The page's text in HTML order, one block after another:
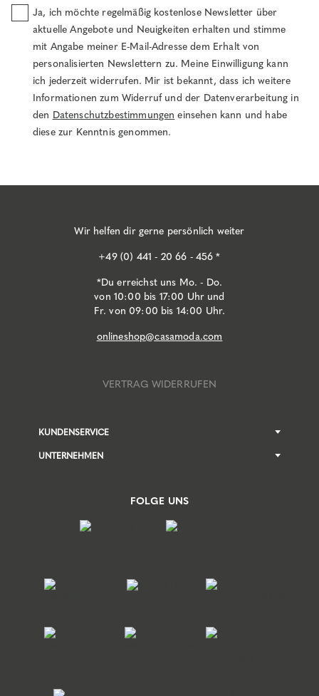
Ja, ich möchte regelmäßig kostenlose Newsletter über
aktuelle Angebote und Neuigkeiten erhalten und stimme
mit Angabe meiner E-Mail-Adresse dem Erhalt von
personalisierten Newslettern zu. Meine Einwilligung kann
ich jederzeit widerrufen. Mir ist bekannt, dass ich weitere
Informationen zum Widerruf und der Datenverarbeitung in
den Datenschutzbestimmungen einsehen kann und habe
diese zur Kenntnis genommen.
Wir helfen dir gerne persönlich weiter
+49 (0) 441 - 20 66 - 456 *
*Du erreichst uns Mo. - Do.
von 10:00 bis 17:00 Uhr und
Fr. von 09:00 bis 14:00 Uhr.
onlineshop@casamoda.com
VERTRAG WIDERRUFEN
KUNDENSERVICE
UNTERNEHMEN
FOLGE UNS